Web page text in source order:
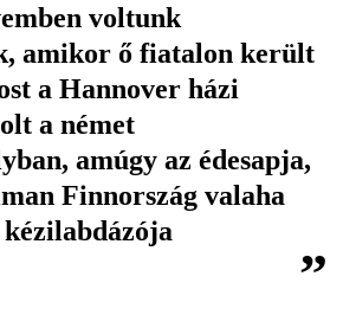
voltunk
amikor ő fiatalon került
a Hannover házi
a német
amúgy az édesapja,
Finnország valaha